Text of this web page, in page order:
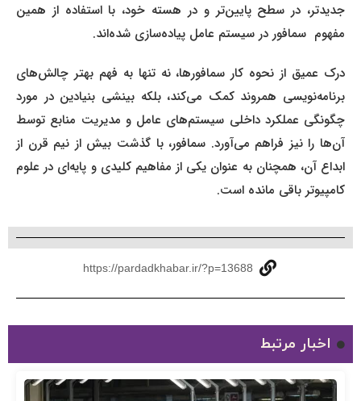
جدیدتر، در سطح پایین‌تر و در هسته خود، با استفاده از همین
مفهوم سمافور در سیستم عامل پیاده‌سازی شده‌اند.
درک عمیق از نحوه کار سمافورها، نه تنها به فهم بهتر چالش‌های
برنامه‌نویسی همروند کمک می‌کند، بلکه بینشی بنیادین در مورد
چگونگی عملکرد داخلی سیستم‌های عامل و مدیریت منابع توسط
آن‌ها را نیز فراهم می‌آورد. سمافور، با گذشت بیش از نیم قرن از
ابداع آن، همچنان به عنوان یکی از مفاهیم کلیدی و پایه‌ای در علوم
کامپیوتر باقی مانده است.
https://pardadkhabar.ir/?p=13688
اخبار مرتبط